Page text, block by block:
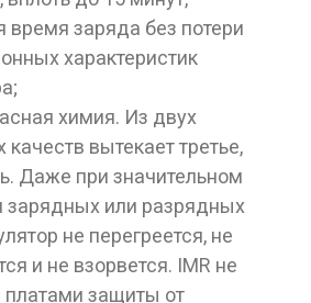
время заряда без потери
характеристик
химия. Из двух
вытекает третье,
Даже при значительном
или разрядных
не перегреется, не
и не взорвется. IMR не
защиты от